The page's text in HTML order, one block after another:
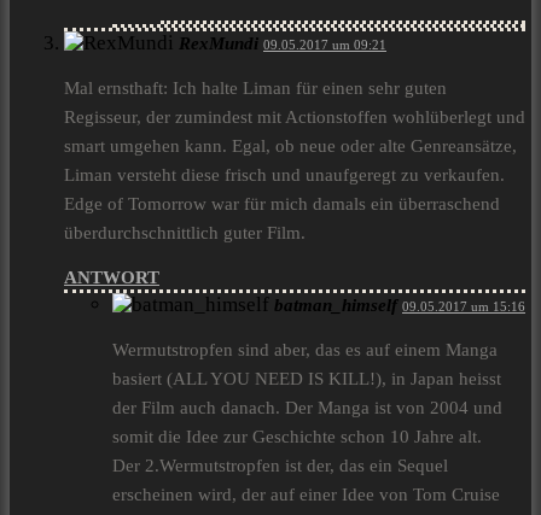
RexMundi 09.05.2017 um 09:21
Mal ernsthaft: Ich halte Liman für einen sehr guten
Regisseur, der zumindest mit Actionstoffen wohlüberlegt und
smart umgehen kann. Egal, ob neue oder alte Genreansätze,
Liman versteht diese frisch und unaufgeregt zu verkaufen.
Edge of Tomorrow war für mich damals ein überraschend
überdurchschnittlich guter Film.
ANTWORT
batman_himself 09.05.2017 um 15:16
Wermutstropfen sind aber, das es auf einem Manga
basiert (ALL YOU NEED IS KILL!), in Japan heisst
der Film auch danach. Der Manga ist von 2004 und
somit die Idee zur Geschichte schon 10 Jahre alt.
Der 2.Wermutstropfen ist der, das ein Sequel
erscheinen wird, der auf einer Idee von Tom Cruise